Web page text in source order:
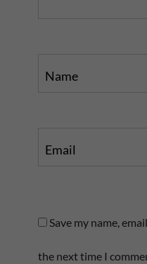
Name
Email
Save my name,
the next time I